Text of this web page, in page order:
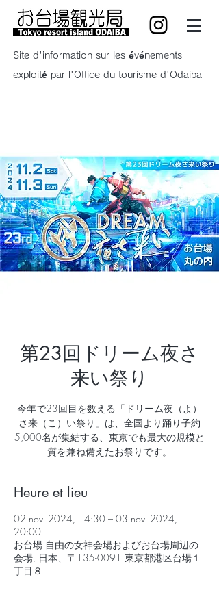
Site d'information sur les événements
exploité par l'Office du tourisme d'Odaiba
第23回ドリーム夜さ
来い祭り
今年で23回目を数える「ドリーム夜（よ）
さ来（こ）い祭り」は、全国より踊り子約
5,000名が集結する、東京でも最大の規模と
質を兼ね備えたお祭りです。
Heure et lieu
02 nov. 2024, 14:30 – 03 nov. 2024,
20:00
お台場 自由の女神会場およびお台場周辺の
会場, 日本、〒135-0091 東京都港区台場１
丁目８